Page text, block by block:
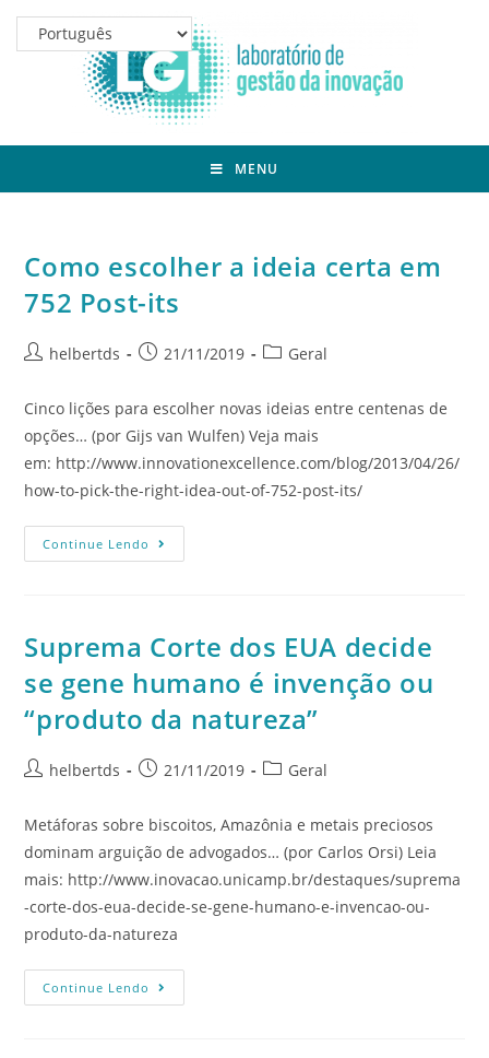
MENU
Como escolher a ideia certa em
752 Post-its
helbertds 21/11/2019 Geral
Cinco lições para escolher novas ideias entre centenas de
opções… (por Gijs van Wulfen) Veja mais
em: http://www.innovationexcellence.com/blog/2013/04/26/
how-to-pick-the-right-idea-out-of-752-post-its/
Continue Lendo
Suprema Corte dos EUA decide
se gene humano é invenção ou
“produto da natureza”
helbertds 21/11/2019 Geral
Metáforas sobre biscoitos, Amazônia e metais preciosos
dominam arguição de advogados… (por Carlos Orsi) Leia
mais: http://www.inovacao.unicamp.br/destaques/suprema
-corte-dos-eua-decide-se-gene-humano-e-invencao-ou-
produto-da-natureza
Continue Lendo